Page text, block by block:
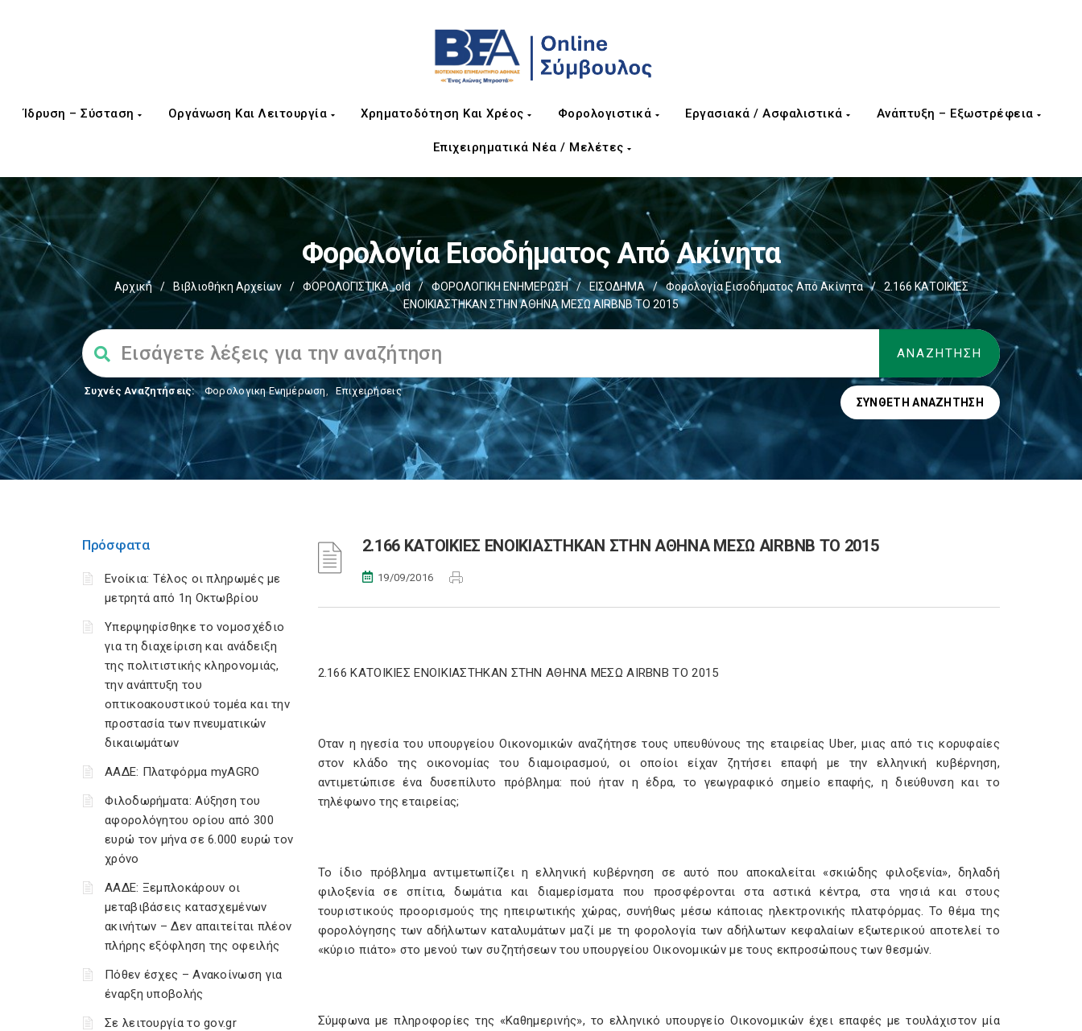
Ίδρυση – Σύσταση Οργάνωση Και Λειτουργία Χρηματοδότηση Και Χρέος Φορολογιστικά Εργασιακά / Ασφαλιστικά Ανάπτυξη – Εξωστρέφεια
Επιχειρηματικά Νέα / Μελέτες
Φορολογία Εισοδήματος Από Ακίνητα
Αρχική / Βιβλιοθήκη Αρχείων / ΦΟΡΟΛΟΓΙΣΤΙΚΑ_old / ΦΟΡΟΛΟΓΙΚΗ ΕΝΗΜΕΡΩΣΗ / ΕΙΣΟΔΗΜΑ / Φορολογία Εισοδήματος Από Ακίνητα /
2.166 ΚΑΤΟΙΚΙΕΣ
ΕΝΟΙΚΙΑΣΤΗΚΑΝ ΣΤΗΝ ΑΘΗΝΑ ΜΕΣΩ AIRBNB ΤΟ 2015
Συχνές Αναζητήσεις: Φορολογικη Ενημέρωση, Επιχειρήσεις
ΣΎΝΘΕΤΗ ΑΝΑΖΉΤΗΣΗ
Πρόσφατα
Ενοίκια: Τέλος οι πληρωμές με
μετρητά από 1η Οκτωβρίου
Υπερψηφίσθηκε το νομοσχέδιο
για τη διαχείριση και ανάδειξη
της πολιτιστικής κληρονομιάς,
την ανάπτυξη του
οπτικοακουστικού τομέα και την
προστασία των πνευματικών
δικαιωμάτων
ΑΑΔΕ: Πλατφόρμα myAGRO
Φιλοδωρήματα: Αύξηση του
αφορολόγητου ορίου από 300
ευρώ τον μήνα σε 6.000 ευρώ τον
χρόνο
ΑΑΔΕ: Ξεμπλοκάρουν οι
μεταβιβάσεις κατασχεμένων
ακινήτων – Δεν απαιτείται πλέον
πλήρης εξόφληση της οφειλής
Πόθεν έσχες – Ανακοίνωση για
έναρξη υποβολής
Σε λειτουργία το gov.gr
2.166 ΚΑΤΟΙΚΙΕΣ ΕΝΟΙΚΙΑΣΤΗΚΑΝ ΣΤΗΝ ΑΘΗΝΑ ΜΕΣΩ AIRBNB ΤΟ 2015
19/09/2016
2.166 ΚΑΤΟΙΚΙΕΣ ΕΝΟΙΚΙΑΣΤΗΚΑΝ ΣΤΗΝ ΑΘΗΝΑ ΜΕΣΩ AIRBNB ΤΟ 2015
Οταν η ηγεσία του υπουργείου Οικονομικών αναζήτησε τους υπευθύνους της εταιρείας Uber, μιας από τις κορυφαίες
στον κλάδο της οικονομίας του διαμοιρασμού, οι οποίοι είχαν ζητήσει επαφή με την ελληνική κυβέρνηση,
αντιμετώπισε ένα δυσεπίλυτο πρόβλημα: πού ήταν η έδρα, το γεωγραφικό σημείο επαφής, η διεύθυνση και το
τηλέφωνο της εταιρείας;
Το ίδιο πρόβλημα αντιμετωπίζει η ελληνική κυβέρνηση σε αυτό που αποκαλείται «σκιώδης φιλοξενία», δηλαδή
φιλοξενία σε σπίτια, δωμάτια και διαμερίσματα που προσφέρονται στα αστικά κέντρα, στα νησιά και στους
τουριστικούς προορισμούς της ηπειρωτικής χώρας, συνήθως μέσω κάποιας ηλεκτρονικής πλατφόρμας. Το θέμα της
φορολόγησης των αδήλωτων καταλυμάτων μαζί με τη φορολογία των αδήλωτων κεφαλαίων εξωτερικού αποτελεί το
«κύριο πιάτο» στο μενού των συζητήσεων του υπουργείου Οικονομικών με τους εκπροσώπους των θεσμών.
Σύμφωνα με πληροφορίες της «Καθημερινής», το ελληνικό υπουργείο Οικονομικών έχει επαφές με τουλάχιστον μία